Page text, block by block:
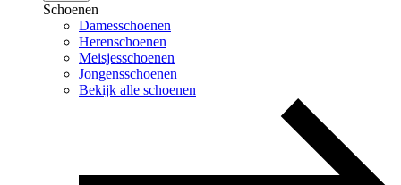
Schoenen
Damesschoenen
Herenschoenen
Meisjesschoenen
Jongensschoenen
Bekijk alle schoenen